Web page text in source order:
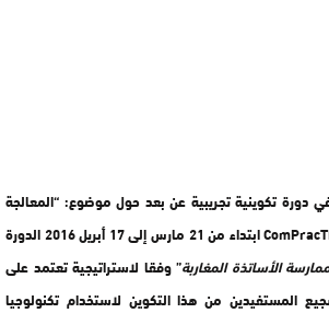
في دورة تكوينية تجريبية عن بعد حول موضوع: “المعالجة
البيداغوجية” على منصة ComPracTICE ابتداء من 21 مارس إلى 17 أبريل 2016 الدورة
الأساتذة المغاربة” وفقا لاستراتيجية تعتمد على
من هذا التكوين لاستخدام تكنولوجيا